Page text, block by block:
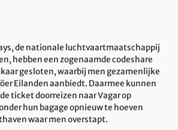
de nationale luchtvaartmaatschappij
hebben een zogenaamde codeshare
gesloten, waarbij men gezamenlijke
Eilanden aanbiedt. Daarmee kunnen
ticket doorreizen naar Vagar op
hun bagage opnieuw te hoeven
waar men overstapt.